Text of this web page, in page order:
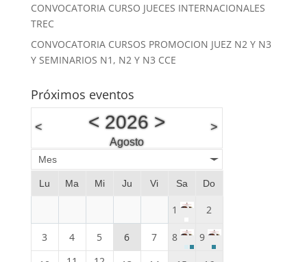
CONVOCATORIA CURSO JUECES INTERNACIONALES
TREC
CONVOCATORIA CURSOS PROMOCION JUEZ N2 Y N3
Y SEMINARIOS N1, N2 Y N3 CCE
Próximos eventos
< < 2026>
Agosto
>
Mes
Lu Ma Mi Ju Vi Sa Do
1 2
3 4 5 6 7 8 9